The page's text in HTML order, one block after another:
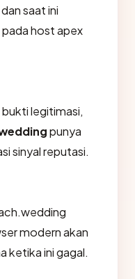
saat ini
host apex
legitimasi,
punya
sinyal reputasi.
modern akan
ketika ini gagal.